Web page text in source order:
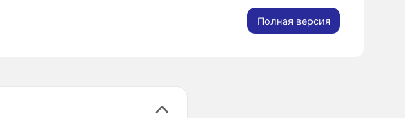
Полная версия